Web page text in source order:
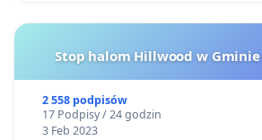
Stop halom Hillwood w Gminie
2 558 podpisów
17 Podpisy / 24 godzin
3 Feb 2023